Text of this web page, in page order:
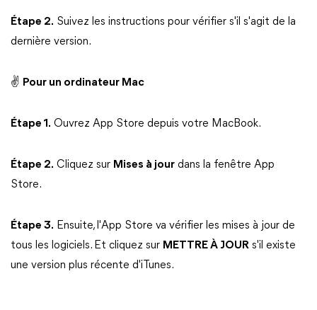
Étape 2. Suivez les instructions pour vérifier s'il s'agit de la
dernière version.
✌ Pour un ordinateur Mac
Étape 1. Ouvrez App Store depuis votre MacBook.
Étape 2. Cliquez sur Mises à jour dans la fenêtre App
Store.
Étape 3. Ensuite, l'App Store va vérifier les mises à jour de
tous les logiciels. Et cliquez sur METTRE À JOUR s'il existe
une version plus récente d'iTunes.